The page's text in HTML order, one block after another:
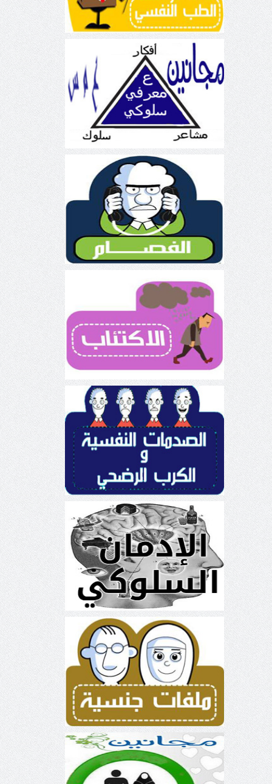
العلاج السلوكي المعرفي ع.س.م
مرض الفصام
مرض الاكتئاب
الرضوض النفسية للكرب وكرب ما
بعد الرضَّ
الإدمان السلوكي
ملفات جنسية
ملفات زواجية